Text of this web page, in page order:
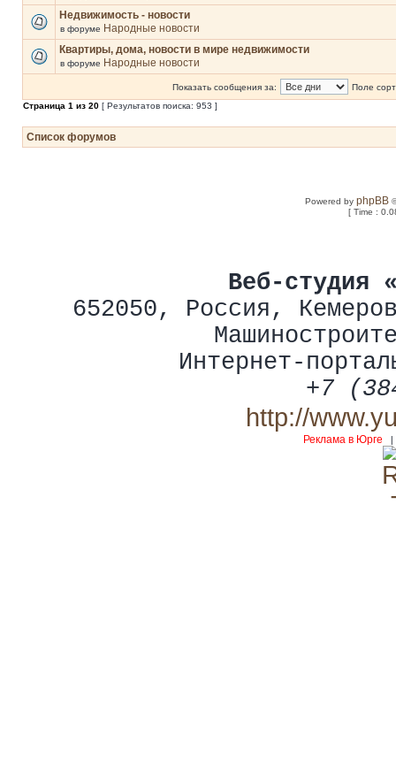
Недвижимость - новости
в форуме Народные новости
Квартиры, дома, новости в мире недвижимости
в форуме Народные новости
Показать сообщения за:
Поле
Страница 1 из 20 [ Результатов поиска: 953 ]
Список форумов
Powered byphpBB
[ Time :
Веб-студия
652050, Россия ,
Интернет-
+7
http://
Реклама в Юрге